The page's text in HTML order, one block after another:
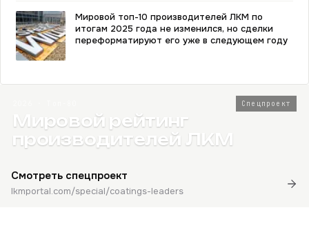
Мировой топ-10 производителей ЛКМ по
итогам 2025 года не изменился, но сделки
переформатируют его уже в следующем году
Спецпроект
Мировой рейтинг
производителей ЛКМ
Смотреть спецпроект
lkmportal.com/special/coatings-leaders